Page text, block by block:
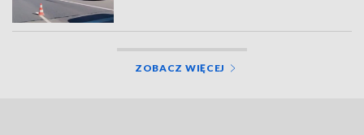
ZOBACZ WIĘCEJ